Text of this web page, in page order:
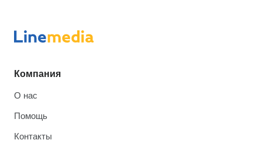
Компания
О нас
Помощь
Контакты